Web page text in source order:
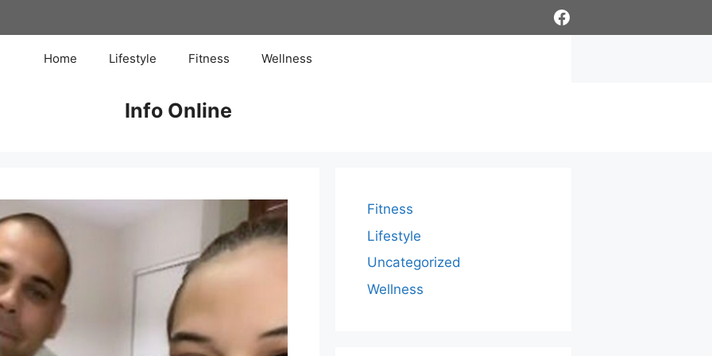
Facebook
Home Lifestyle Fitness Wellness
Info Online
Fitness
Lifestyle
Uncategorized
Wellness